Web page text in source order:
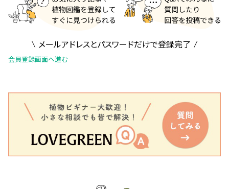
メールアドレスとパスワードだけで登録完了
会員登録画面へ進む